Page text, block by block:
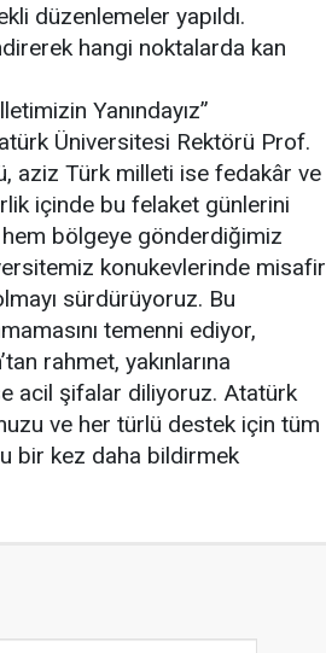
düzenlemeler yapıldı.
hangi noktalarda kan
Yanındayız”
Üniversitesi Rektörü Prof.
aziz Türk milleti ise fedakâr ve
içinde bu felaket günlerini
hem bölgeye gönderdiğimiz
konukevlerinde misafir
sürdürüyoruz. Bu
temenni ediyor,
rahmet, yakınlarına
acil şifalar diliyoruz. Atatürk
ve her türlü destek için tüm
bir kez daha bildirmek